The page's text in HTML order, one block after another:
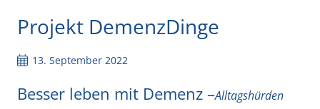
Projekt DemenzDinge
13. September 2022
Besser leben mit Demenz –Alltagshürden